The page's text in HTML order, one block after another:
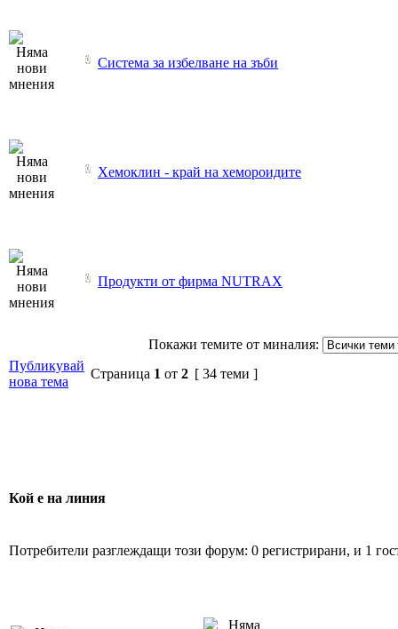
Система за избелване на зъби
Хемоклин - край на хемороидите
Продукти от фирма NUTRAX
Покажи темите от миналия:
Публикувай
нова тема
Страница 1 от 2 [ 34 теми ]
Кой е на линия
Потребители разглеждащи този форум: 0 регистрирани, и 1